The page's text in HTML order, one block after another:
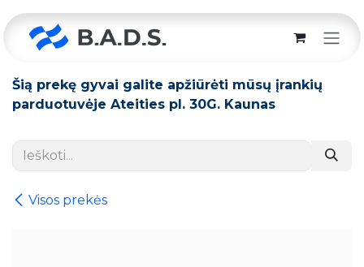
Šią prekę gyvai galite apžiūrėti mūsų įrankių
parduotuvėje Ateities pl. 30G. Kaunas
Visos prekės